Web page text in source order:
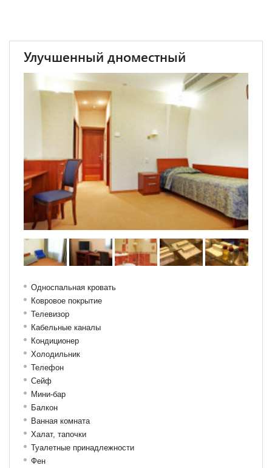
Улучшенный дноместный
Односпальная кровать
Ковровое покрытие
Телевизор
Кабельные каналы
Кондиционер
Холодильник
Телефон
Сейф
Мини-бар
Балкон
Ванная комната
Халат, тапочки
Туалетные принадлежности
Фен